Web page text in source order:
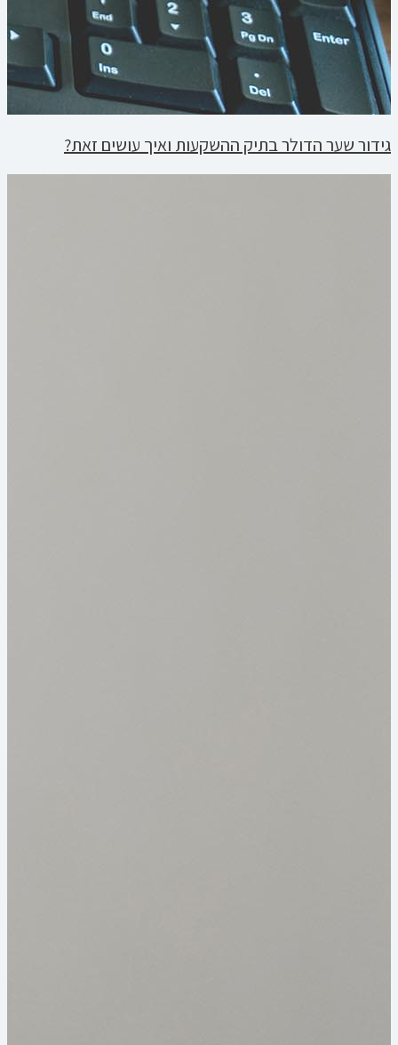
גידור שער הדולר בתיק ההשקעות ואיך עושים זאת?